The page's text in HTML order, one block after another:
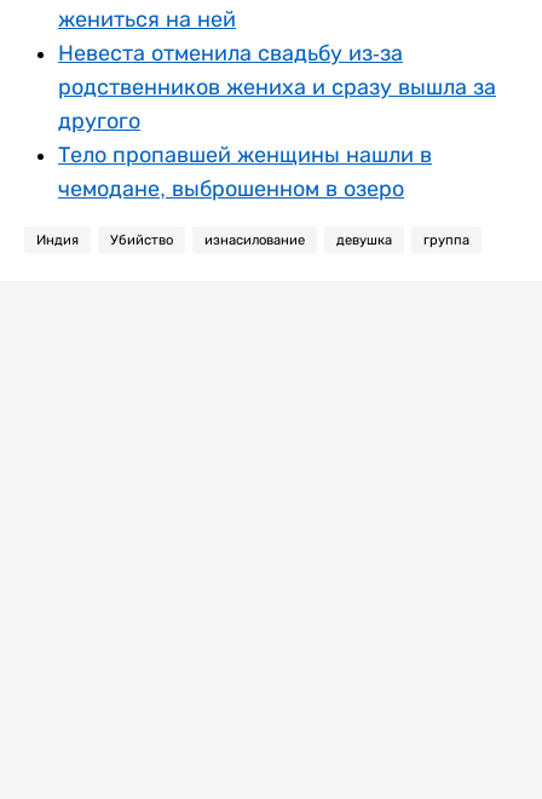
жениться на ней
Невеста отменила свадьбу из-за
родственников жениха и сразу вышла за
другого
Тело пропавшей женщины нашли в
чемодане, выброшенном в озеро
Индия Убийство изнасилование девушка группа